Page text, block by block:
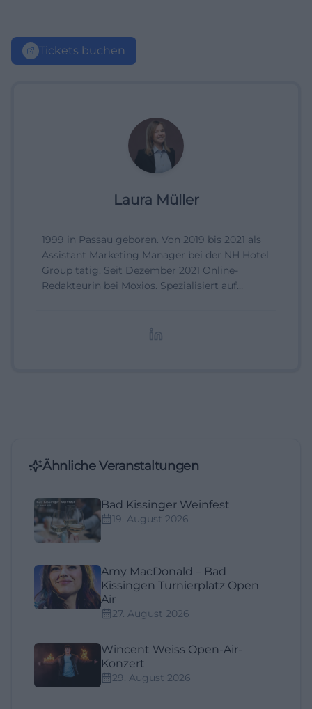
Tickets buchen
Laura Müller
1999 in Passau geboren. Von 2019 bis 2021 als
Assistant Marketing Manager bei der NH Hotel
Group tätig. Seit Dezember 2021 Online-
Redakteurin bei Moxios. Spezialisiert auf
Ähnliche Veranstaltungen
Bad Kissinger Weinfest
19. August 2026
Amy MacDonald – Bad
Kissingen Turnierplatz Open
Air
27. August 2026
Wincent Weiss Open-Air-
Konzert
29. August 2026